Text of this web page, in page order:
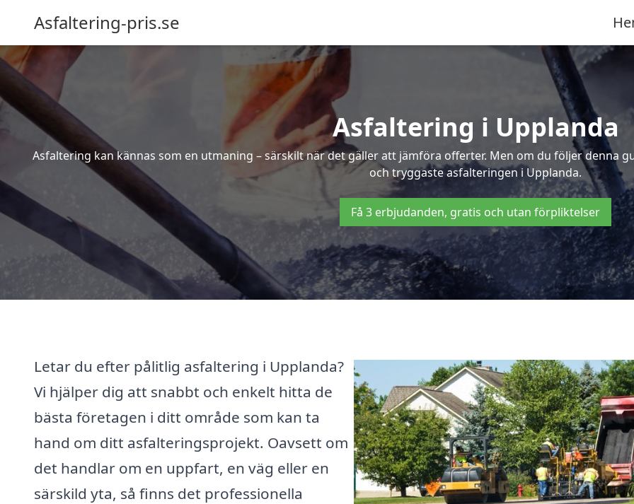
Asfaltering-pris.se
Asfaltering i Upplanda
Asfaltering kan kännas som en utmaning – särskilt när det gäller att jämföra offerter. Men om du följer denna
och tryggaste asfalteringen i Upplanda.
Få 3 erbjudanden, gratis och utan förpliktelser
Letar du efter pålitlig asfaltering i Upplanda?
Vi hjälper dig att snabbt och enkelt hitta de
bästa företagen i ditt område som kan ta
hand om ditt asfalteringsprojekt. Oavsett om
det handlar om en uppfart, en väg eller en
särskild yta, så finns det professionella